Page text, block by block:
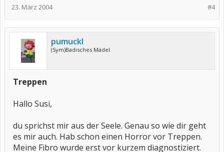
#4
23. März 2004
pumuckl
(Sym)Badisches Mädel
Treppen
Hallo Susi,
du sprichst mir aus der Seele. Genau so wie dir geht
es mir auch. Hab schon einen Horror vor Treppen.
Meine Fibro wurde erst vor kurzem diagnostiziert.